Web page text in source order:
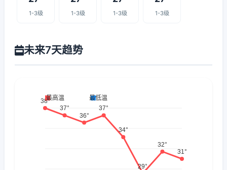
1-3级 1-3级 1-3级 1-3级
未来7天趋势